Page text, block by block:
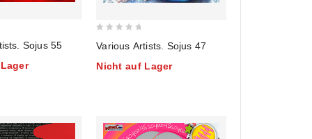
Sojus 55
of
Various Artists. Sojus 47
Nicht auf Lager